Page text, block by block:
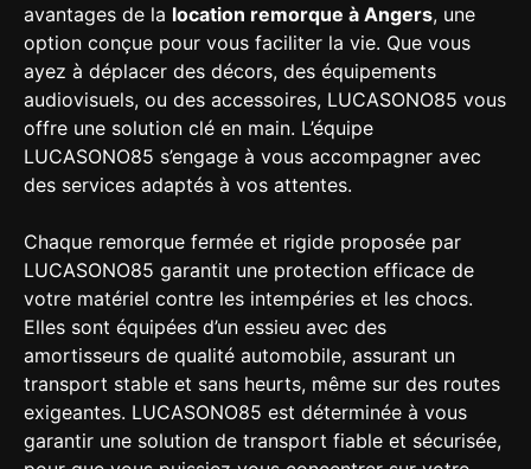
avantages de la location remorque à Angers, une
option conçue pour vous faciliter la vie. Que vous
ayez à déplacer des décors, des équipements
audiovisuels, ou des accessoires, LUCASONO85 vous
offre une solution clé en main. L’équipe
LUCASONO85 s’engage à vous accompagner avec
des services adaptés à vos attentes.
Chaque remorque fermée et rigide proposée par
LUCASONO85 garantit une protection efficace de
votre matériel contre les intempéries et les chocs.
Elles sont équipées d’un essieu avec des
amortisseurs de qualité automobile, assurant un
transport stable et sans heurts, même sur des routes
exigeantes. LUCASONO85 est déterminée à vous
garantir une solution de transport fiable et sécurisée,